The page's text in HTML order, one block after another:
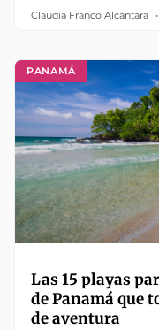
Claudia Franco Alcántara
PANAMÁ
Las 15 playas
de Panamá que
de aventura